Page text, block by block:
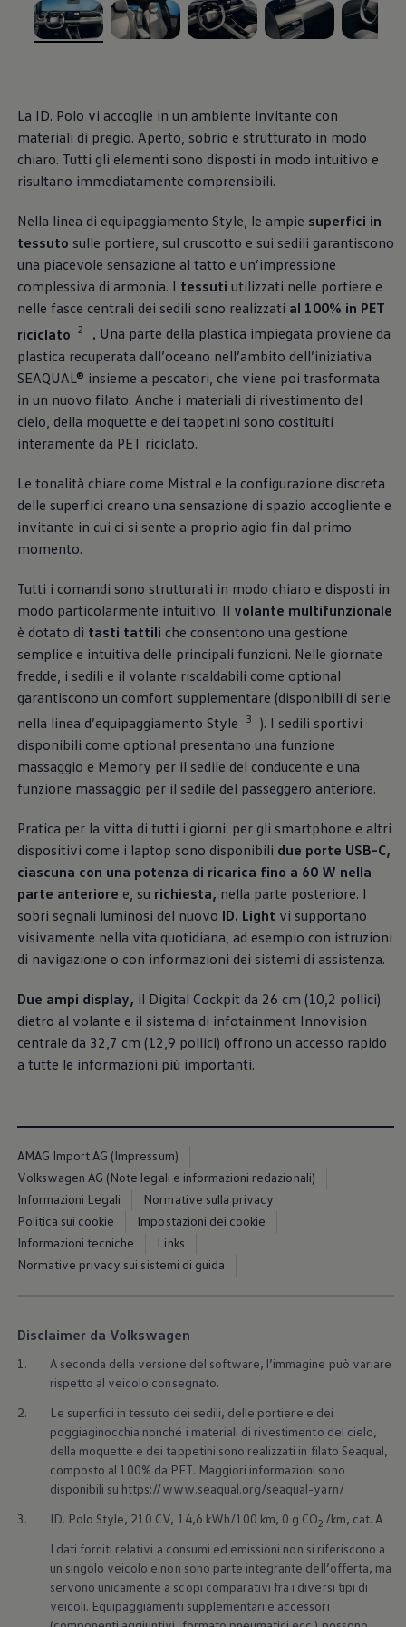
Blog Volkswagen
Un tocco di pregio,
dettagli
Esterni
Il design dinamico della ID. Polo si basa sul nuovo
definite, superfici pulite e proporzioni equilibrate le
richiesta, i listelli luminosi anteriori e posteriori
disponibili come optional, i loghi Volkswagen
illuminati e i fari a LED Matrix IQ.LIGHT rendono la
firma luminosa, già di grande impatto, ancora più
Maggiori informazioni sugli esterni
Interni
Vi diamo il benvenuto a bordo della ID. Polo. Scoprite
gli interni in grado di coniugare in modo armonioso
chiarezza e facilità di utilizzo. Grandi display, tasti
tattili, sedili riscaldabili e pratiche porte USB-C
garantiscono intuitività e comfort. Grazie ai materiali
e ai tessuti di alta qualità gli interni risultano spaziosi
Maggiori informazioni sugli interni
1
Equipaggiamenti e
design
2 3
Maggiori informazioni sullelinee
d’equipaggiamento
, 1 di 5
La ID. Polo vi accoglie in un ambiente invitante con
materiali di pregio. Aperto, sobrio e strutturato in modo
chiaro. Tutti gli elementi sono disposti in modo intuitivo e
risultano immediatamente comprensibili.
Nella linea di equipaggiamento Style, le ampie superfici in
tessuto sulle portiere, sul cruscotto e sui sedili garantiscono
una piacevole sensazione al tatto e un’impressione
complessiva di armonia. I tessuti utilizzati nelle portiere e
nelle fasce centrali dei sedili sono realizzati al 100% in PET
riciclato
2 . Una parte della plastica impiegata proviene da
plastica recuperata dall’oceano nell’ambito dell’iniziativa
SEAQUAL® insieme a pescatori, che viene poi trasformata
in un nuovo filato. Anche i materiali di rivestimento del
cielo, della moquette e dei tappetini sono costituiti
interamente da PET riciclato.
Le tonalità chiare come Mistral e la configurazione discreta
delle superfici creano una sensazione di spazio accogliente e
invitante in cui ci si sente a proprio agio fin dal primo
momento.
Tutti i comandi sono strutturati in modo chiaro e disposti in
modo particolarmente intuitivo. Il volante multifunzionale
è dotato di tasti tattili che consentono una gestione
semplice e intuitiva delle principali funzioni. Nelle giornate
fredde, i sedili e il volante riscaldabili come optional
garantiscono un comfort supplementare (disponibili di serie
nella linea d’equipaggiamento Style
3
). I sedili sportivi
disponibili come optional presentano una funzione
massaggio e Memory per il sedile del conducente e una
funzione massaggio per il sedile del passeggero anteriore.
Pratica per la vitta di tutti i giorni: per gli smartphone e altri
dispositivi come i laptop sono disponibili due porte USB-C,
ciascuna con una potenza di ricarica fino a 60 W nella
parte anteriore e, su richiesta, nella parte posteriore. I
sobri segnali luminosi del nuovo ID. Light vi supportano
visivamente nella vita quotidiana, ad esempio con istruzioni
di navigazione o con informazioni dei sistemi di assistenza.
Due ampi display, il Digital Cockpit da 26 cm (10,2 pollici)
dietro al volante e il sistema di infotainment Innovision
centrale da 32,7 cm (12,9 pollici) offrono un accesso rapido
a tutte le informazioni più importanti.
AMAG Import AG (Impressum)
Volkswagen AG (Note legali e informazioni redazionali)
Informazioni Legali
Normative sulla privacy
Politica sui cookie
Impostazioni dei cookie
Informazioni tecniche
Links
Normative privacy sui sistemi di guida
Disclaimer da Volkswagen
1.
A seconda della versione del software, l’immagine può variare
rispetto al veicolo consegnato.
2.
Le superfici in tessuto dei sedili, delle portiere e dei
poggiaginocchia nonché i materiali di rivestimento del cielo,
della moquette e dei tappetini sono realizzati in filato Seaqual,
composto al 100% da PET. Maggiori informazioni sono
disponibili su https://www.seaqual.org/seaqual-yarn/
3.
ID. Polo Style, 210 CV, 14,6 kWh/100 km, 0 g CO2 /km, cat. A
I dati forniti relativi a consumi ed emissioni non si riferiscono a
un singolo veicolo e non sono parte integrante dell’offerta, ma
servono unicamente a scopi comparativi fra i diversi tipi di
veicoli. Equipaggiamenti supplementari e accessori